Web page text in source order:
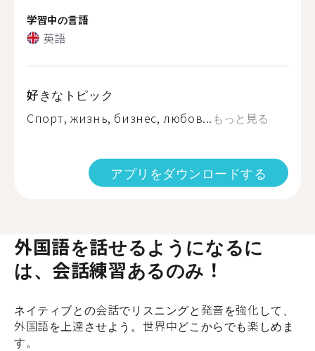
学習中の言語
英語
好きなトピック
Спорт, жизнь, бизнес, любов... もっと見る
アプリをダウンロードする
外国語を話せるようになるに
は、会話練習あるのみ！
ネイティブとの会話でリスニングと発音を強化して、
外国語を上達させよう。世界中どこからでも楽しめま
す。